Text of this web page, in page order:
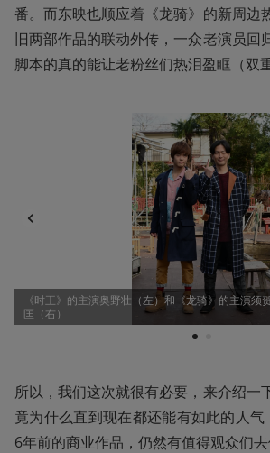
番。而东映也顺应着《龙骑》的新周边
旧两部作品的联动外传，一众老演员回
脚本的真的能让老粉丝们热泪盈眶（双
《时王》的主演奥野壮（左）和《龙骑》的主演须
匡（右）
1
所以，我们这次就很有必要，来介绍一
竟为什么直到现在都还能有如此的人气
6年前的商业作品，仍然有值得观众们去